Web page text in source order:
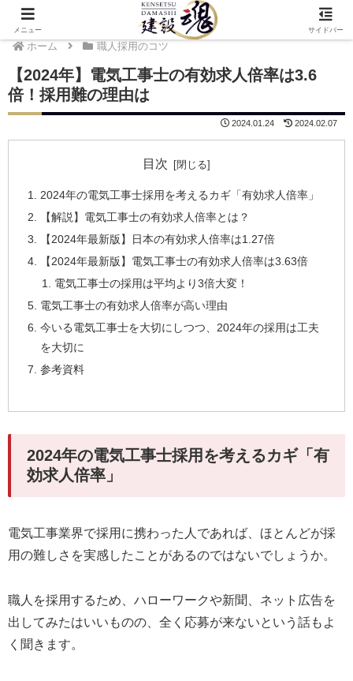
ホーム 職人採用のコツ
【2024年】電気工事士の有効求人倍率は3.6
倍！採用難の理由は
2024.01.24 2024.02.07
目次
2024年の電気工事士採用を考えるカギ「有効求人倍率」
【解説】電気工事士の有効求人倍率とは？
【2024年最新版】日本の有効求人倍率は1.27倍
【2024年最新版】電気工事士の有効求人倍率は3.63倍
電気工事士の採用は平均より3倍大変！
電気工事士の有効求人倍率が高い理由
今いる電気工事士を大切にしつつ、2024年の採用は工夫
を大切に
参考資料
2024年の電気工事士採用を考えるカギ「有
効求人倍率」
電気工事業界で採用に携わった人であれば、ほとんどが採
用の難しさを実感したことがあるのではないでしょうか。
職人を採用するため、ハローワークや新聞、ネット広告を
出してみたはいいものの、全く応募が来ないという話もよ
く聞きます。
メニュー サイドバー